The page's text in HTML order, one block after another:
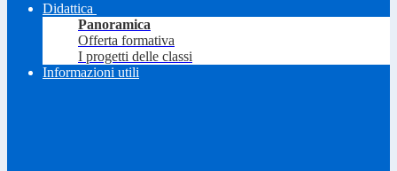
Didattica
Panoramica
Offerta formativa
I progetti delle classi
Informazioni utili